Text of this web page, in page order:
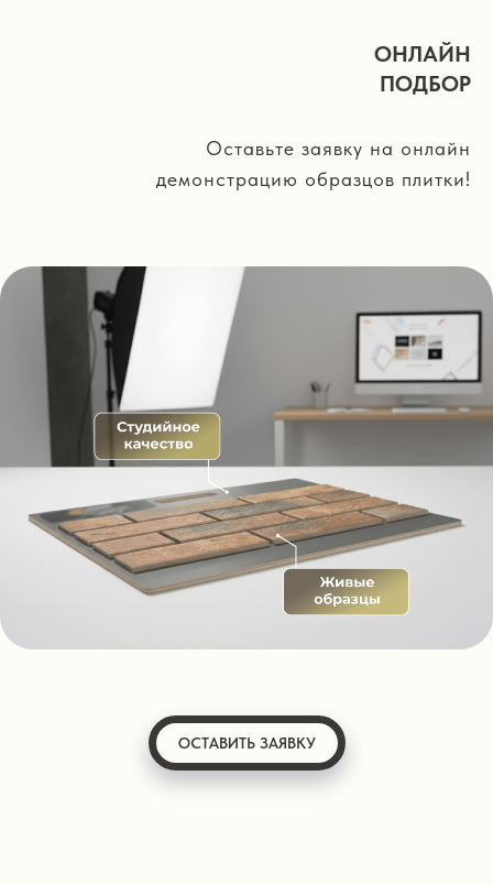
ОНЛАЙН
ПОДБОР
Оставьте заявку на онлайн
демонстрацию образцов плитки!
ОСТАВИТЬ ЗАЯВКУ